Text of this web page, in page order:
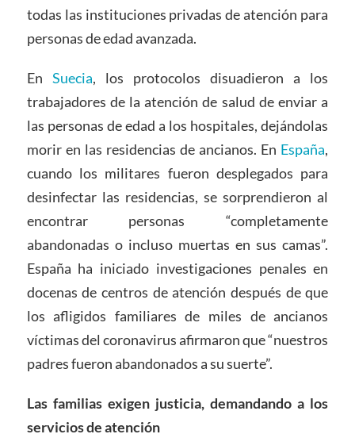
todas las instituciones privadas de atención para
personas de edad avanzada.
En Suecia, los protocolos disuadieron a los
trabajadores de la atención de salud de enviar a
las personas de edad a los hospitales, dejándolas
morir en las residencias de ancianos. En España,
cuando los militares fueron desplegados para
desinfectar las residencias, se sorprendieron al
encontrar personas “completamente
abandonadas o incluso muertas en sus camas”.
España ha iniciado investigaciones penales en
docenas de centros de atención después de que
los afligidos familiares de miles de ancianos
víctimas del coronavirus afirmaron que “nuestros
padres fueron abandonados a su suerte”.
Las familias exigen justicia, demandando a los
servicios de atención